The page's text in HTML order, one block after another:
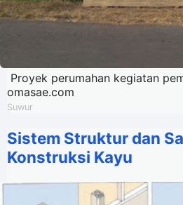
Proyek perumahan kegiatan
omasae.com
Suwur
Sistem Struktur dan
Konstruksi Kayu